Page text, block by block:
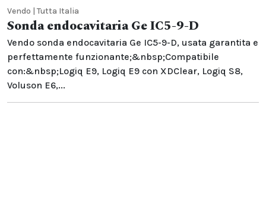
Vendo | Tutta Italia
Sonda endocavitaria Ge IC5-9-D
Vendo sonda endocavitaria Ge IC5-9-D, usata garantita e
perfettamente funzionante;&nbsp;Compatibile
con:&nbsp;Logiq E9, Logiq E9 con XDClear, Logiq S8,
Voluson E6,...